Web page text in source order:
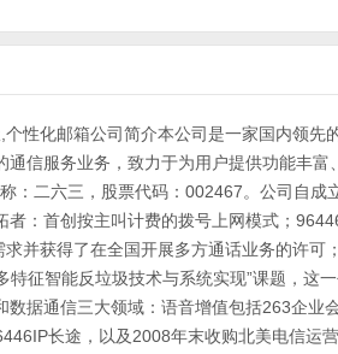
性化邮箱公司简介本公司是一家国内领先
信服务业务，致力于为用户提供功能丰富
：二六三，股票代码：002467。公司自成
：首创按主叫计费的拨号上网模式；
并获得了在全国开展多方通话业务的许可
征智能反垃圾技术与系统实现”课题，这
据通信三大领域：语音增值包括263企业
长途，以及2008年末收购北美电信运